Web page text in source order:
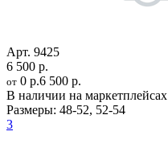
Арт. 9425
6 500 р.
от 0 р.6 500 р.
В наличии на маркетплейсах
Размеры: 48-52, 52-54
3